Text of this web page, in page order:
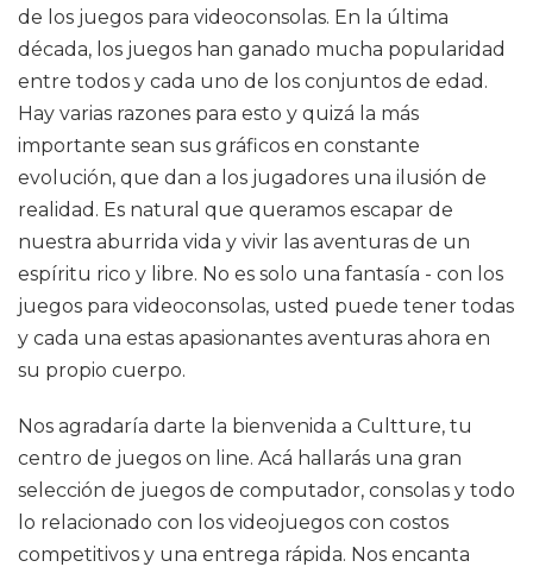
de los juegos para videoconsolas. En la última
década, los juegos han ganado mucha popularidad
entre todos y cada uno de los conjuntos de edad.
Hay varias razones para esto y quizá la más
importante sean sus gráficos en constante
evolución, que dan a los jugadores una ilusión de
realidad. Es natural que queramos escapar de
nuestra aburrida vida y vivir las aventuras de un
espíritu rico y libre. No es solo una fantasía - con los
juegos para videoconsolas, usted puede tener todas
y cada una estas apasionantes aventuras ahora en
su propio cuerpo.
Nos agradaría darte la bienvenida a Cultture, tu
centro de juegos on line. Acá hallarás una gran
selección de juegos de computador, consolas y todo
lo relacionado con los videojuegos con costos
competitivos y una entrega rápida. Nos encanta